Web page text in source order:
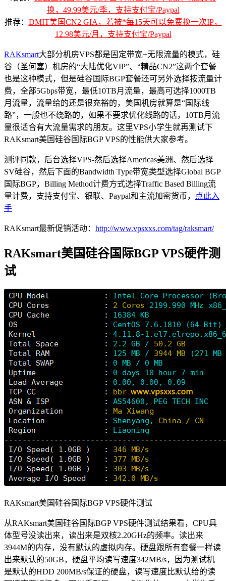
换，49.99美元/季，支持支付宝/Paypal
推荐： DMIT美国CN2 GIA，若被*每15天可以免费换一次IP，
12.98美元/月，支持支付宝/Paypal
RAKsmart大部分机房VPS都是固定带宽+无限流量的模式，硅
谷（圣何塞）机房的“大陆优化VIP”、“精品CN2”这两个套餐
也是这种模式，但是硅谷国际BGP套餐还可另外选择按流量计
费，全部5Gbps带宽，最低10TB月流量，最高可选择1000TB
月流量，流量给的还是很充裕的，美国机房就算是“国际线
路”，一般也不绕路的，如果不要求优化线路的话，10TB月流
量很适合有大流量需求的朋友。这里VPS小学生就再测试下
RAKsmart美国硅谷国际BGP VPS的性能供大家参考。
测评同款，后台选择VPS-然后选择Americas美洲、然后选择
SV硅谷，然后下面的Bandwidth Type带宽类型选择Global BGP
国际BGP，Billing Method计费方式选择Traffic Based Billing流
量计费，支持支付宝、银联、Paypal和主流加密货币，
点此入
手
RAKsmart最新促销活动： http://www.vpsxxs.com/tag/raksmart/
RAKsmart美国硅谷国际BGP VPS硬件测
试
RAKsmart美国硅谷国际BGP VPS硬件测试
从RAKsmart美国硅谷国际BGP VPS硬件测试结果看，CPU具
体型号没读出来，读出来是双核2.20GHz的频率。读出来
3944M的内存，没有默认的虚拟内存。硬盘跟所有套餐一样读
出来默认的50GB，硬盘平均读写速度342MB/s，因为测试机
是默认的HDD 200MB/s保证的硬盘，读写速度比默认给的读